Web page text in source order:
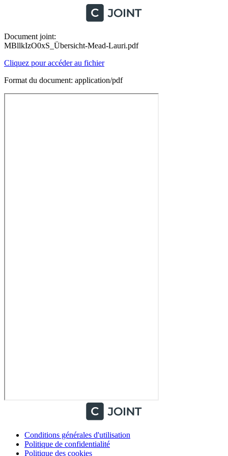
Document joint:
MBllkIzO0xS_Übersicht-Mead-Lauri.pdf
Cliquez pour accéder au fichier
Format du document: application/pdf
Conditions générales d'utilisation
Politique de confidentialité
Politique des cookies